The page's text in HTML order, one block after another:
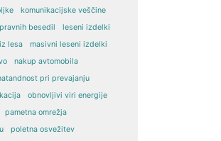
komunikacijske veščine
besedil
leseni izdelki
lesa
masivni leseni izdelki
nakup avtomobila
pri prevajanju
obnovljivi viri energije
pametna omrežja
poletna osvežitev